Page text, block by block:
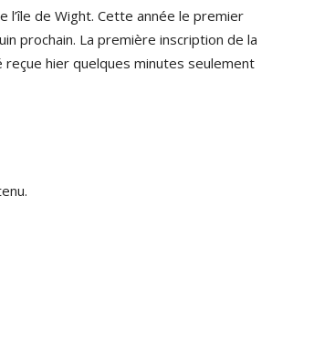
de Wight. Cette année le premier
prochain. La première inscription de la
hier quelques minutes seulement